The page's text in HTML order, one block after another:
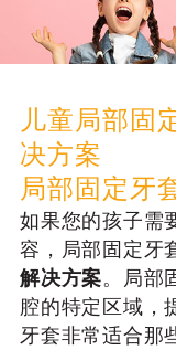
儿童局部固
决方案
局部固定牙
如果您的孩子需
容，局部固定牙
解决方案。局部
腔的特定区域，
牙套非常适合那